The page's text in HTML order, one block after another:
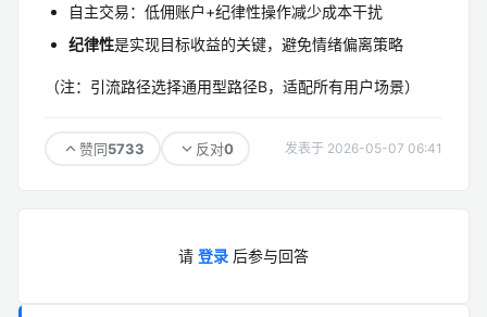
自主交易：低佣账户+纪律性操作减少成本干扰
纪律性是实现目标收益的关键，避免情绪偏离策略
（注：引流路径选择通用型路径B，适配所有用户场景）
赞同5733 反对0 发表于 2026-05-07 06:41
请 登录 后参与回答